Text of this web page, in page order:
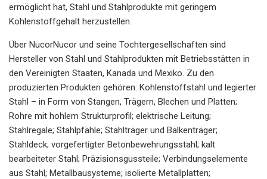
ermöglicht hat, Stahl und Stahlprodukte mit geringem
Kohlenstoffgehalt herzustellen.
Über NucorNucor und seine Tochtergesellschaften sind
Hersteller von Stahl und Stahlprodukten mit Betriebsstätten in
den Vereinigten Staaten, Kanada und Mexiko. Zu den
produzierten Produkten gehören: Kohlenstoffstahl und legierter
Stahl – in Form von Stangen, Trägern, Blechen und Platten;
Rohre mit hohlem Strukturprofil; elektrische Leitung;
Stahlregale; Stahlpfähle; Stahlträger und Balkenträger;
Stahldeck; vorgefertigter Betonbewehrungsstahl; kalt
bearbeiteter Stahl; Präzisionsgussteile; Verbindungselemente
aus Stahl; Metallbausysteme; isolierte Metallplatten;